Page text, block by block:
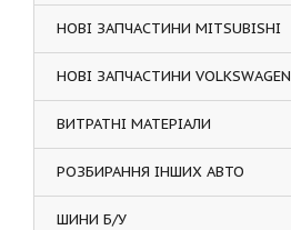
НОВІ ЗАПЧАСТИНИ MITSUBISHI
НОВІ ЗАПЧАСТИНИ VOLKSWAGEN
ВИТРАТНІ МАТЕРІАЛИ
РОЗБИРАННЯ ІНШИХ АВТО
ШИНИ Б/У